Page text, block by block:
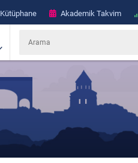
Kütüphane Akademik Takvim